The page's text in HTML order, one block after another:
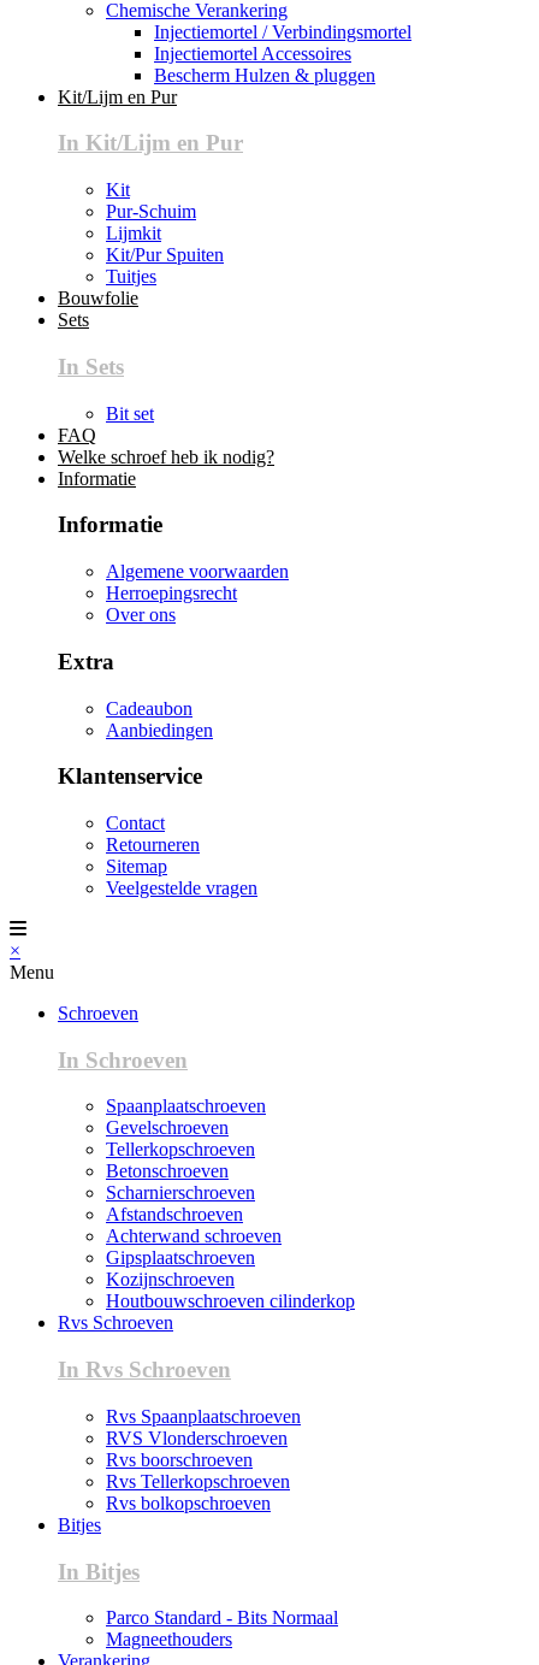
Chemische Verankering
Injectiemortel / Verbindingsmortel
Injectiemortel Accessoires
Bescherm Hulzen & pluggen
Kit/Lijm en Pur
In Kit/Lijm en Pur
Kit
Pur-Schuim
Lijmkit
Kit/Pur Spuiten
Tuitjes
Bouwfolie
Sets
In Sets
Bit set
FAQ
Welke schroef heb ik nodig?
Informatie
Informatie
Algemene voorwaarden
Herroepingsrecht
Over ons
Extra
Cadeaubon
Aanbiedingen
Klantenservice
Contact
Retourneren
Sitemap
Veelgestelde vragen
×
Menu
Schroeven
In Schroeven
Spaanplaatschroeven
Gevelschroeven
Tellerkopschroeven
Betonschroeven
Scharnierschroeven
Afstandschroeven
Achterwand schroeven
Gipsplaatschroeven
Kozijnschroeven
Houtbouwschroeven cilinderkop
Rvs Schroeven
In Rvs Schroeven
Rvs Spaanplaatschroeven
RVS Vlonderschroeven
Rvs boorschroeven
Rvs Tellerkopschroeven
Rvs bolkopschroeven
Bitjes
In Bitjes
Parco Standard - Bits Normaal
Magneethouders